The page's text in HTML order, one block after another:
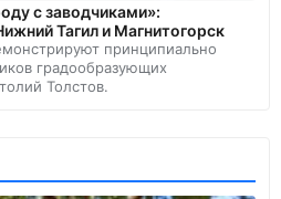
с заводчиками»:
Тагил и Магнитогорск
принципиально
градообразующих
Толстов.